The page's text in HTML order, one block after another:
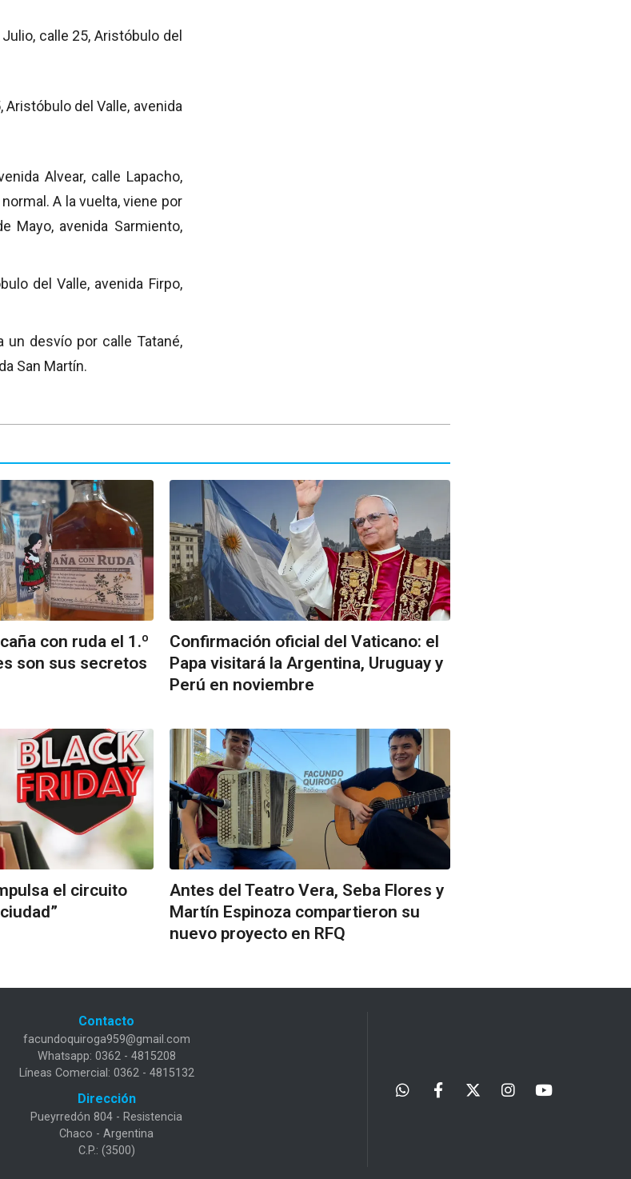
calle 25, Aristóbulo del
Aristóbulo del Valle, avenida
Alvear, calle Lapacho,
A la vuelta, viene por
Mayo, avenida Sarmiento,
del Valle, avenida Firpo,
un desvío por calle Tatané,
San Martín.
con ruda el 1.º
son sus secretos
Confirmación oficial del Vaticano: el
Papa visitará la Argentina, Uruguay y
Perú en noviembre
el circuito
Antes del Teatro Vera, Seba Flores y
Martín Espinoza compartieron su
nuevo proyecto en RFQ
Contacto
facundoquiroga959@gmail.com
Whatsapp: 0362 - 4815208
Líneas Comercial: 0362 - 4815132
Dirección
Pueyrredón 804 - Resistencia
Chaco - Argentina
C.P.: (3500)